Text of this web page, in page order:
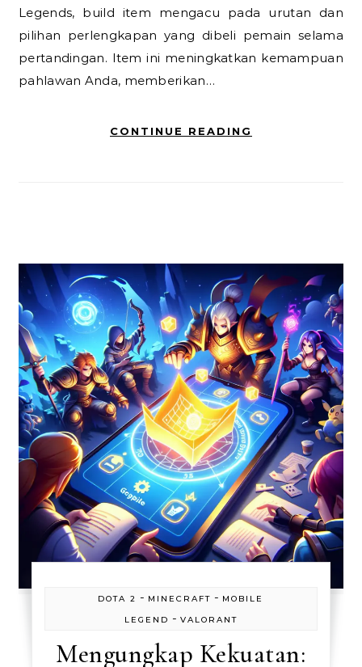
Legends, build item mengacu pada urutan dan
pilihan perlengkapan yang dibeli pemain selama
pertandingan. Item ini meningkatkan kemampuan
pahlawan Anda, memberikan…
CONTINUE READING
DOTA 2 - MINECRAFT - MOBILE
LEGEND - VALORANT
Mengungkap Kekuatan: